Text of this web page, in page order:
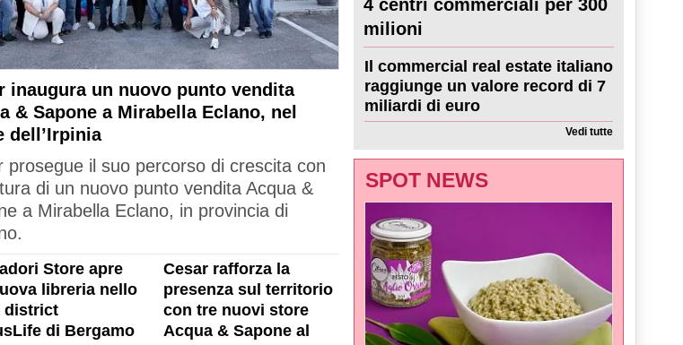
inaugura un nuovo punto vendita
& Sapone a Mirabella Eclano, nel
dell’Irpinia
prosegue il suo percorso di crescita con
di un nuovo punto vendita Acqua &
a Mirabella Eclano, in provincia di
Store apre
libreria nello
district
di Bergamo
Cesar rafforza la
presenza sul territorio
con tre nuovi store
Acqua & Sapone al
4 centri commerciali per 300
milioni
Il commercial real estate italiano
raggiunge un valore record di 7
miliardi di euro
Vedi tutte
SPOT NEWS